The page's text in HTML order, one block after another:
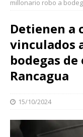
millonario robo a
Detienen a
vinculados
bodegas
Rancagua
15/10/2024